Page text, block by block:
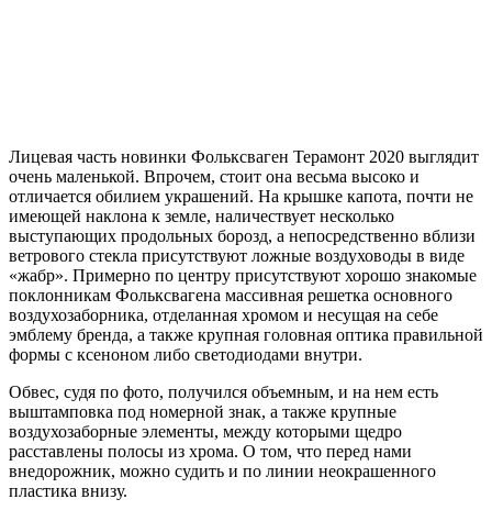
Лицевая часть новинки Фольксваген Терамонт 2020 выглядит
очень маленькой. Впрочем, стоит она весьма высоко и
отличается обилием украшений. На крышке капота, почти не
имеющей наклона к земле, наличествует несколько
выступающих продольных борозд, а непосредственно вблизи
ветрового стекла присутствуют ложные воздуховоды в виде
«жабр». Примерно по центру присутствуют хорошо знакомые
поклонникам Фольксвагена массивная решетка основного
воздухозаборника, отделанная хромом и несущая на себе
эмблему бренда, а также крупная головная оптика правильной
формы с ксеноном либо светодиодами внутри.
Обвес, судя по фото, получился объемным, и на нем есть
выштамповка под номерной знак, а также крупные
воздухозаборные элементы, между которыми щедро
расставлены полосы из хрома. О том, что перед нами
внедорожник, можно судить и по линии неокрашенного
пластика внизу.